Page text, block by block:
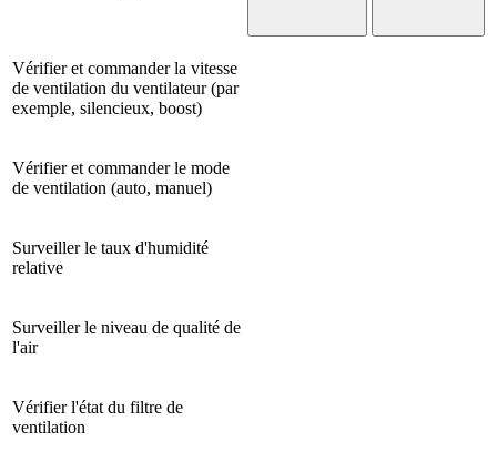
Vérifier et commander la vitesse
de ventilation du ventilateur (par
exemple, silencieux, boost)
Vérifier et commander le mode
de ventilation (auto, manuel)
Surveiller le taux d'humidité
relative
Surveiller le niveau de qualité de
l'air
Vérifier l'état du filtre de
ventilation